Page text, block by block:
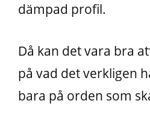
dämpad profil.
Då kan det vara bra
på vad det verkligen
bara på orden som